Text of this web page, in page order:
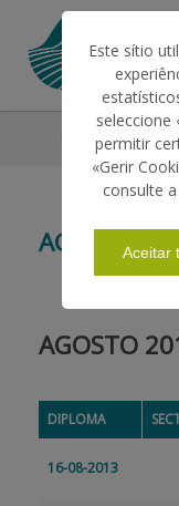
AJUDAS/APOIOS
INFORMAÇÕES
PAGAMENTOS
Legislação
AGOSTO
AGOSTO
DIPLOMA
16-08-2013
Este sítio
seleccione
permitir
«Gerir
consulte
Aceitar